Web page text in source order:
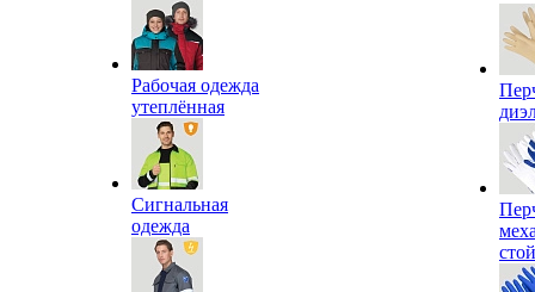
Рабочая одежда
утеплённая
Сигнальная
одежда